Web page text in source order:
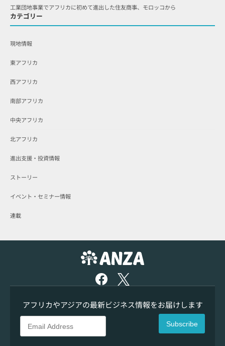
工業団地事業でアフリカに初めて進出した住友商事、モロッコから
カテゴリー
現地情報
東アフリカ
西アフリカ
南部アフリカ
中央アフリカ
北アフリカ
進出支援・投資情報
ストーリー
イベント・セミナー情報
連載
アフリカやアジアの最新ビジネス情報をお届けします
Subscribe